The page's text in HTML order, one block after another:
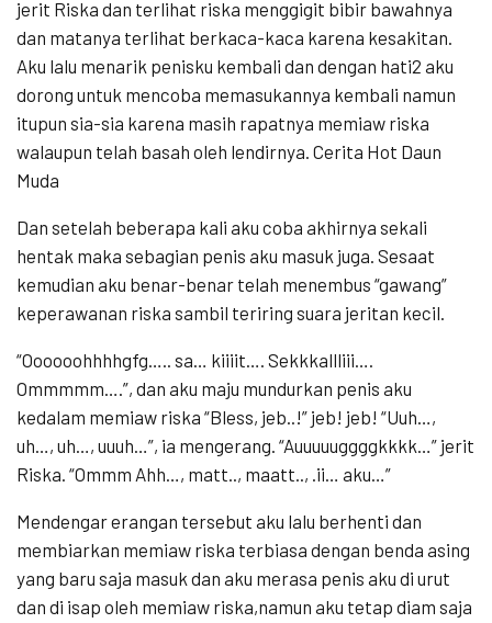
jerit Riska dan terlihat riska menggigit bibir bawahnya
dan matanya terlihat berkaca-kaca karena kesakitan.
Aku lalu menarik penisku kembali dan dengan hati2 aku
dorong untuk mencoba memasukannya kembali namun
itupun sia-sia karena masih rapatnya memiaw riska
walaupun telah basah oleh lendirnya. Cerita Hot Daun
Muda
Dan setelah beberapa kali aku coba akhirnya sekali
hentak maka sebagian penis aku masuk juga. Sesaat
kemudian aku benar-benar telah menembus “gawang”
keperawanan riska sambil teriring suara jeritan kecil.
“Oooooohhhhgfg….. sa… kiiiit…. Sekkkallliii….
Ommmmm….”, dan aku maju mundurkan penis aku
kedalam memiaw riska “Bless, jeb..!” jeb! jeb! “Uuh…,
uh…, uh…, uuuh…”, ia mengerang. “Auuuuuggggkkkk…” jerit
Riska. “Ommm Ahh…, matt.., maatt.., .ii… aku…”
Mendengar erangan tersebut aku lalu berhenti dan
membiarkan memiaw riska terbiasa dengan benda asing
yang baru saja masuk dan aku merasa penis aku di urut
dan di isap oleh memiaw riska,namun aku tetap diam saja